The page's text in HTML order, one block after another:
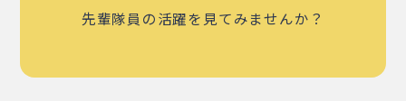
イベント・研修会
先輩隊員の活躍を見てみませんか？